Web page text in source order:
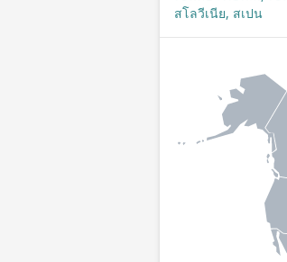
สโลวีเนีย, สเปน